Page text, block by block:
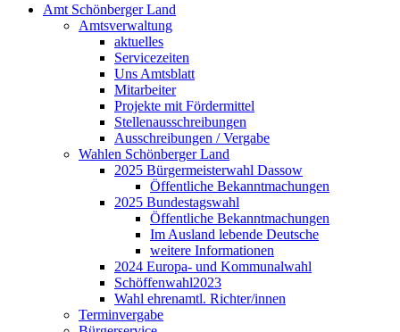
Amt Schönberger Land
Amtsverwaltung
aktuelles
Servicezeiten
Uns Amtsblatt
Mitarbeiter
Projekte mit Fördermittel
Stellenausschreibungen
Ausschreibungen / Vergabe
Wahlen Schönberger Land
2025 Bürgermeisterwahl Dassow
Öffentliche Bekanntmachungen
2025 Bundestagswahl
Öffentliche Bekanntmachungen
Im Ausland lebende Deutsche
weitere Informationen
2024 Europa- und Kommunalwahl
Schöffenwahl2023
Wahl ehrenamtl. Richter/innen
Terminvergabe